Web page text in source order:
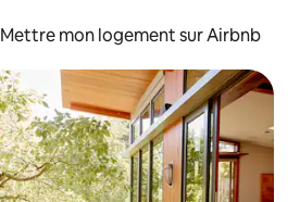
Mettre mon logement sur Airbnb